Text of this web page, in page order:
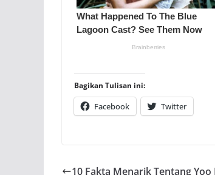
Bagikan Tulisan ini:
Facebook Twitter
10 Fakta Menarik Tentang Yoo